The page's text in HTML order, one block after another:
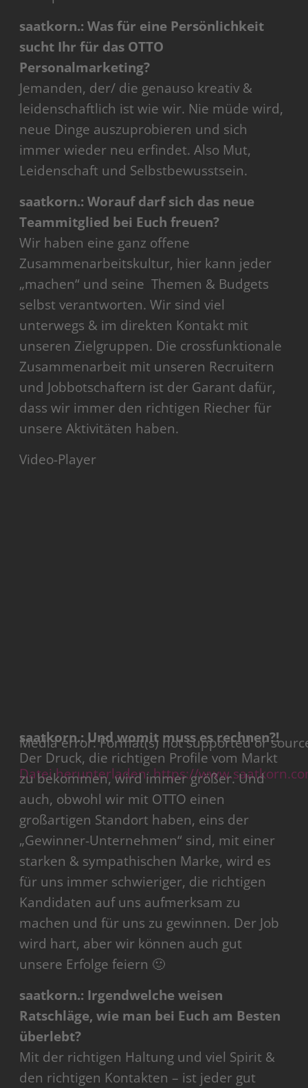
saatkorn.: Was für eine Persönlichkeit
sucht Ihr für das OTTO
Personalmarketing?
Jemanden, der/ die genauso kreativ &
leidenschaftlich ist wie wir. Nie müde wird,
neue Dinge auszuprobieren und sich
immer wieder neu erfindet. Also Mut,
Leidenschaft und Selbstbewusstsein.
saatkorn.: Worauf darf sich das neue
Teammitglied bei Euch freuen?
Wir haben eine ganz offene
Zusammenarbeitskultur, hier kann jeder
„machen“ und seine Themen & Budgets
selbst verantworten. Wir sind viel
unterwegs & im direkten Kontakt mit
unseren Zielgruppen. Die crossfunktionale
Zusammenarbeit mit unseren Recruitern
und Jobbotschaftern ist der Garant dafür,
dass wir immer den richtigen Riecher für
unsere Aktivitäten haben.
Video-Player
Media error: Format(s) not supported or
Datei herunterladen: https://
00:00
saatkorn.: Und womit muss es rechnen?!
Der Druck, die richtigen Profile vom Markt
zu bekommen, wird immer größer. Und
auch, obwohl wir mit OTTO einen
großartigen Standort haben, eins der
„Gewinner-Unternehmen“ sind, mit einer
starken & sympathischen Marke, wird es
für uns immer schwieriger, die richtigen
Kandidaten auf uns aufmerksam zu
machen und für uns zu gewinnen. Der Job
wird hart, aber wir können auch gut
unsere Erfolge feiern 🙂
saatkorn.: Irgendwelche weisen
Ratschläge, wie man bei Euch am Besten
überlebt?
Mit der richtigen Haltung und viel Spirit &
den richtigen Kontakten – ist jeder gut